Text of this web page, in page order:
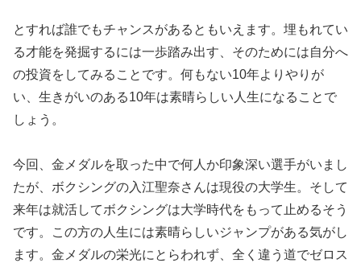
とすれば誰でもチャンスがあるともいえます。埋もれてい
る才能を発掘するには一歩踏み出す、そのためには自分へ
の投資をしてみることです。何もない10年よりやりが
い、生きがいのある10年は素晴らしい人生になることで
しょう。
今回、金メダルを取った中で何人か印象深い選手がいまし
たが、ボクシングの入江聖奈さんは現役の大学生。そして
来年は就活してボクシングは大学時代をもって止めるそう
です。この方の人生には素晴らしいジャンプがある気がし
ます。金メダルの栄光にとらわれず、全く違う道でゼロス